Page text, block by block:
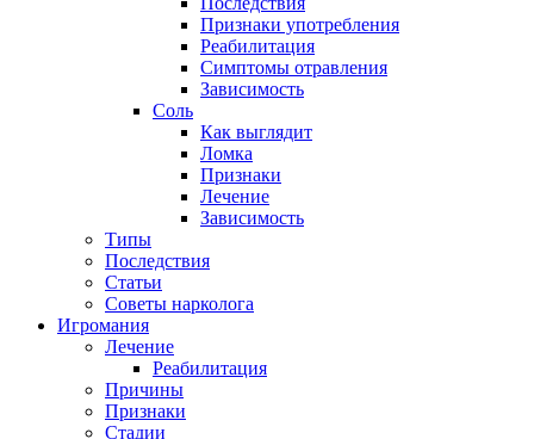
Признаки употребления
Реабилитация
Симптомы отравления
Зависимость
Соль
Как выглядит
Ломка
Признаки
Лечение
Зависимость
Типы
Последствия
Статьи
Советы нарколога
Игромания
Лечение
Реабилитация
Причины
Признаки
Стадии